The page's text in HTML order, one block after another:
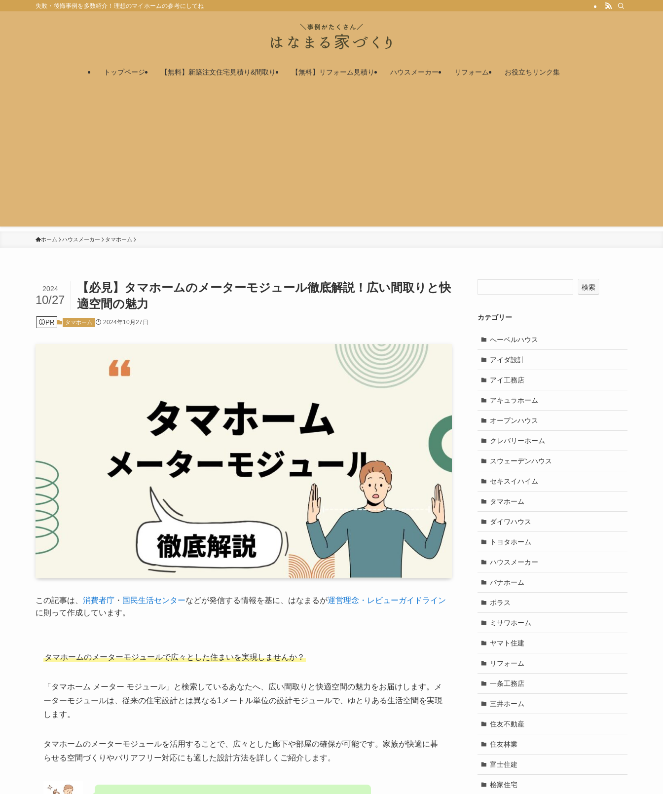
失敗・後悔事例を多数紹介！理想のマイホームの参考にしてね
トップページ 【無料】新築注文住宅見積り&間取り 【無料】リフォーム見積り ハウスメーカー リフォーム お役立ちリンク集
ホーム ハウスメーカー タマホーム
【必見】タマホームのメーターモジュール徹底解説！広い間取りと快
適空間の魅力
2024
10/27
PR タマホーム 2024年10月27日
この記事は、 消費者庁 ・ 国民生活センターなどが発信する情報を基に、はなまるが運営理念・レビューガイドライン
に則って作成しています。
タマホームのメーターモジュールで広々とした住まいを実現しませんか？
「タマホーム メーター モジュール」と検索しているあなたへ、広い間取りと快適空間の魅力をお届けします。メ
ーターモジュールは、従来の住宅設計とは異なる1メートル単位の設計モジュールで、ゆとりある生活空間を実現
します。
タマホームのメーターモジュールを活用することで、広々とした廊下や部屋の確保が可能です。家族が快適に暮
らせる空間づくりやバリアフリー対応にも適した設計方法を詳しくご紹介します。
検索
カテゴリー
へーベルハウス
アイダ設計
アイ工務店
アキュラホーム
オープンハウス
クレバリーホーム
スウェーデンハウス
セキスイハイム
タマホーム
ダイワハウス
トヨタホーム
ハウスメーカー
パナホーム
ポラス
ミサワホーム
ヤマト住建
リフォーム
一条工務店
三井ホーム
住友不動産
住友林業
富士住建
桧家住宅